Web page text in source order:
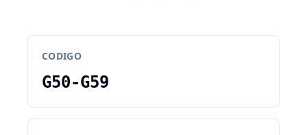
CODIGO
G50-G59